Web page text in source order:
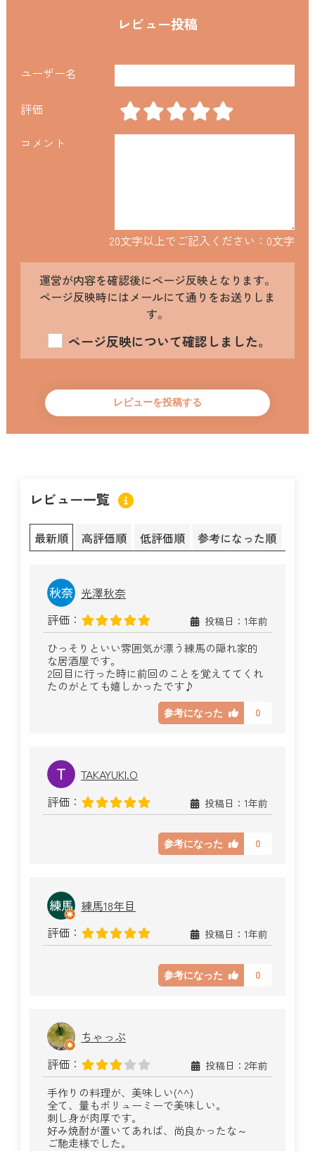
レビュー投稿
ユーザー名
評価
コメント
20文字以上でご記入ください： 0文字
運営が内容を確認後にページ反映となります。
ページ反映時にはメールにて通りをお送りしま
す。
ページ反映について確認しました。
レビュー一覧
最新順 高評価順 低評価順 参考になった順
光澤秋奈
評価：
投稿日：1年前
ひっそりといい雰囲気が漂う練馬の隠れ家的
な居酒屋です。
2回目に行った時に前回のことを覚えててくれ
たのがとても嬉しかったです♪
参考になった 0
TAKAYUKI.O
評価：
投稿日：1年前
参考になった 0
練馬18年目
評価：
投稿日：1年前
参考になった 0
ちゃっぷ
評価：
投稿日：2年前
手作りの料理が、美味しい(^^)
全て、量もボリューミーで美味しい。
刺し身が肉厚です。
好み焼酎が置いてあれば、尚良かったな～
ご馳走様でした。